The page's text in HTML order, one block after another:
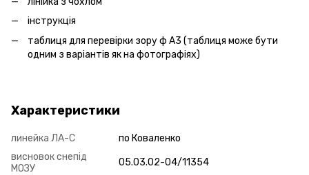
інструкція
таблиця для перевірки зору ф А3 (таблиця може бути
одним з варіантів як на фотографіях)
Характеристики
линейка ЛА-С
по Коваленко
висновок снепід
МОЗУ
05.03.02-04/11354